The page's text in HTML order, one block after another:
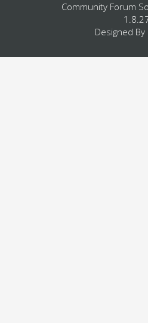
Community Forum
Designed By